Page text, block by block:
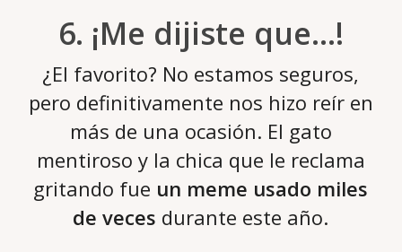
6. ¡Me dijiste que…!
¿El favorito? No estamos seguros,
pero definitivamente nos hizo reír en
más de una ocasión. El gato
mentiroso y la chica que le reclama
gritando fue un meme usado miles
de veces durante este año.